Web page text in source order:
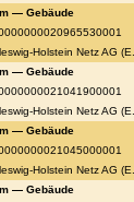
— Gebäude
Holstein Netz AG
— Gebäude
Holstein Netz AG
— Gebäude
Holstein Netz AG
— Gebäude